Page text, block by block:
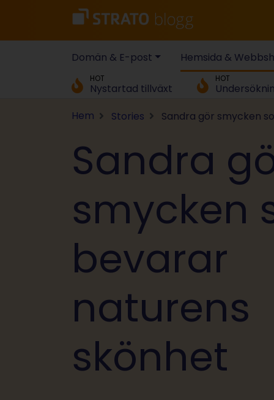
Domän & E-post Hemsida &
HOT
Nystartad tillväxt
HOT
Hem
Stories Sandra gör smycken
Sandra
smycken
bevarar
naturens
skönhet